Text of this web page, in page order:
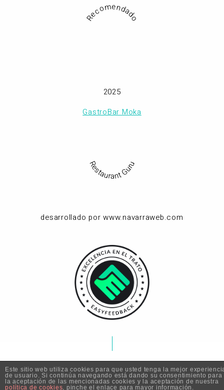
Recomendado
2025
GastroBar Moka
Restaurant Guru
desarrollado por www.navarraweb.com
Este sitio web utiliza cookies para que usted tenga la mejor
de usuario. Si continúa navegando está dando su consentimiento para
la aceptación de las mencionadas cookies y la aceptación de nuestra
política de cookies, pinche el enlace para mayor información.